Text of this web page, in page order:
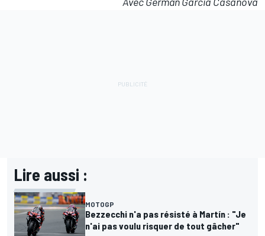
Lire aussi :
MOTOGP
Bezzecchi n'a pas résisté à Martín : "Je
n'ai pas voulu risquer de tout gâcher"